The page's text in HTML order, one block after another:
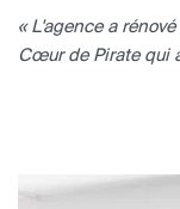
« L'agence a
Cœur de Pirate qui